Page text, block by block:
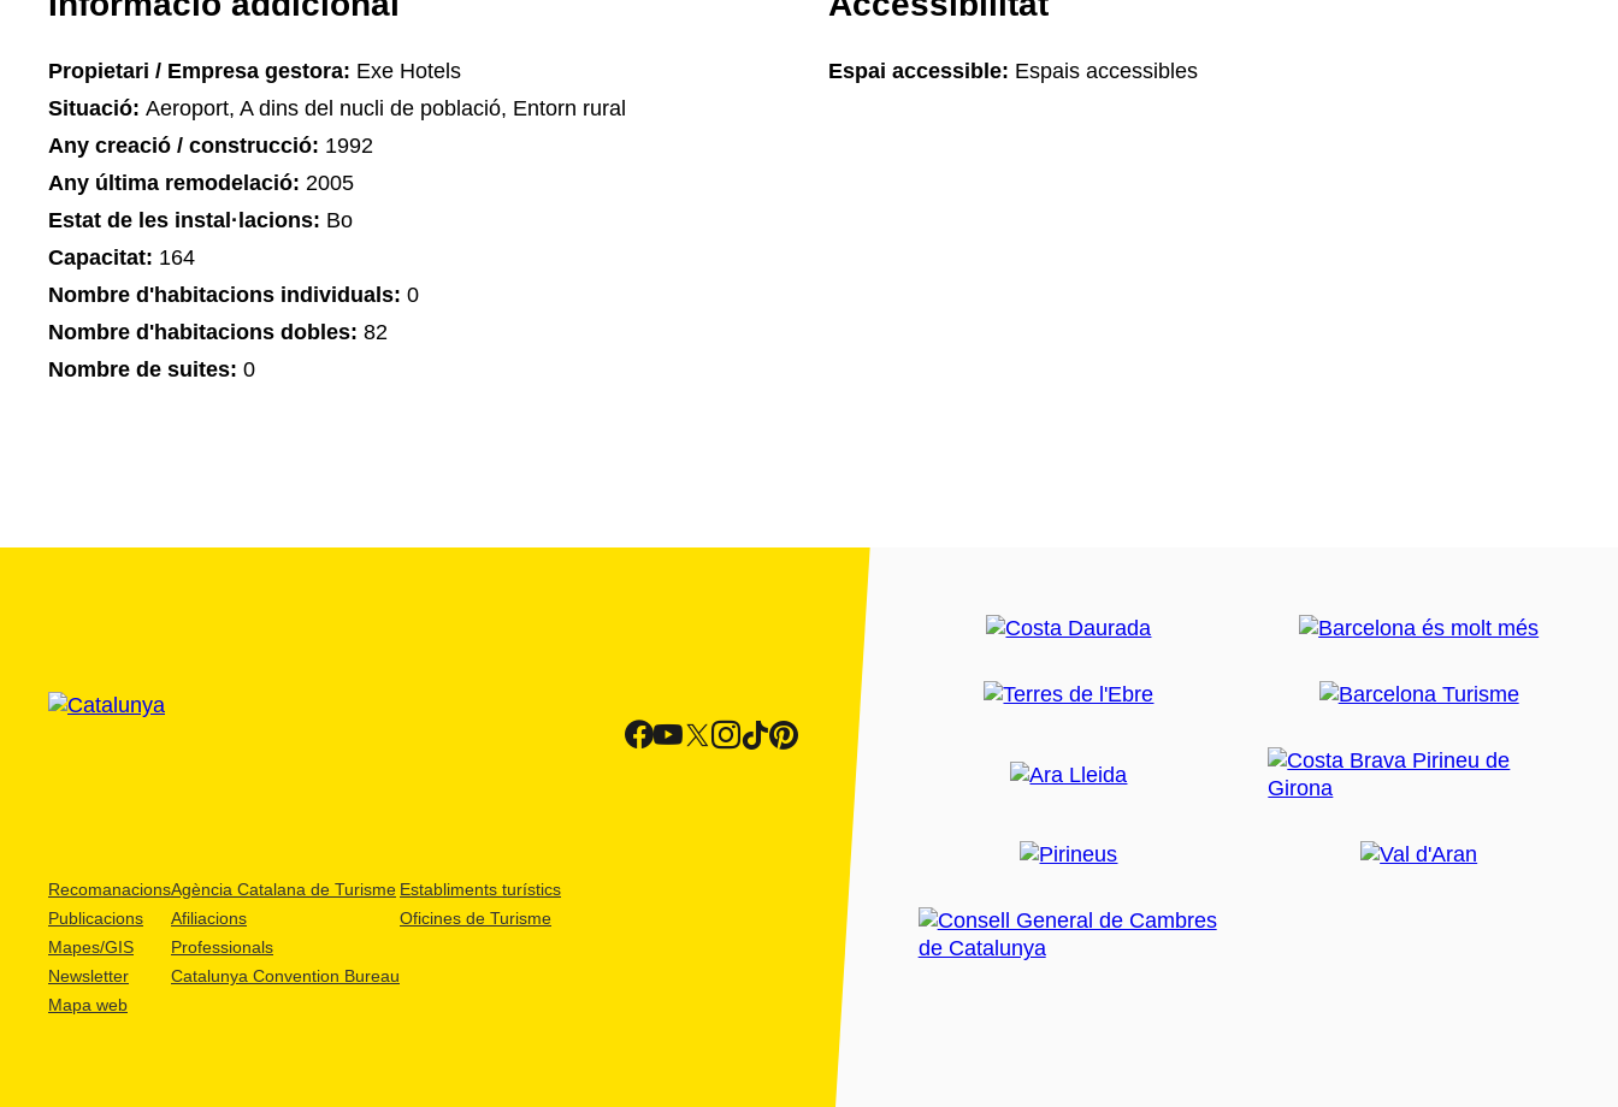
Propietari / Empresa gestora: Exe Hotels
Situació: Aeroport, A dins del nucli de població, Entorn rural
Any creació / construcció: 1992
Any última remodelació: 2005
Estat de les instal·lacions: Bo
Capacitat: 164
Nombre d'habitacions individuals: 0
Nombre d'habitacions dobles: 82
Nombre de suites: 0
Espai accessible: Espais accessibles
Recomanacions
Publicacions
Mapes/GIS
Newsletter
Mapa web
Agència Catalana de Turisme
Afiliacions
Professionals
Catalunya Convention Bureau
Establiments turístics
Oficines de Turisme